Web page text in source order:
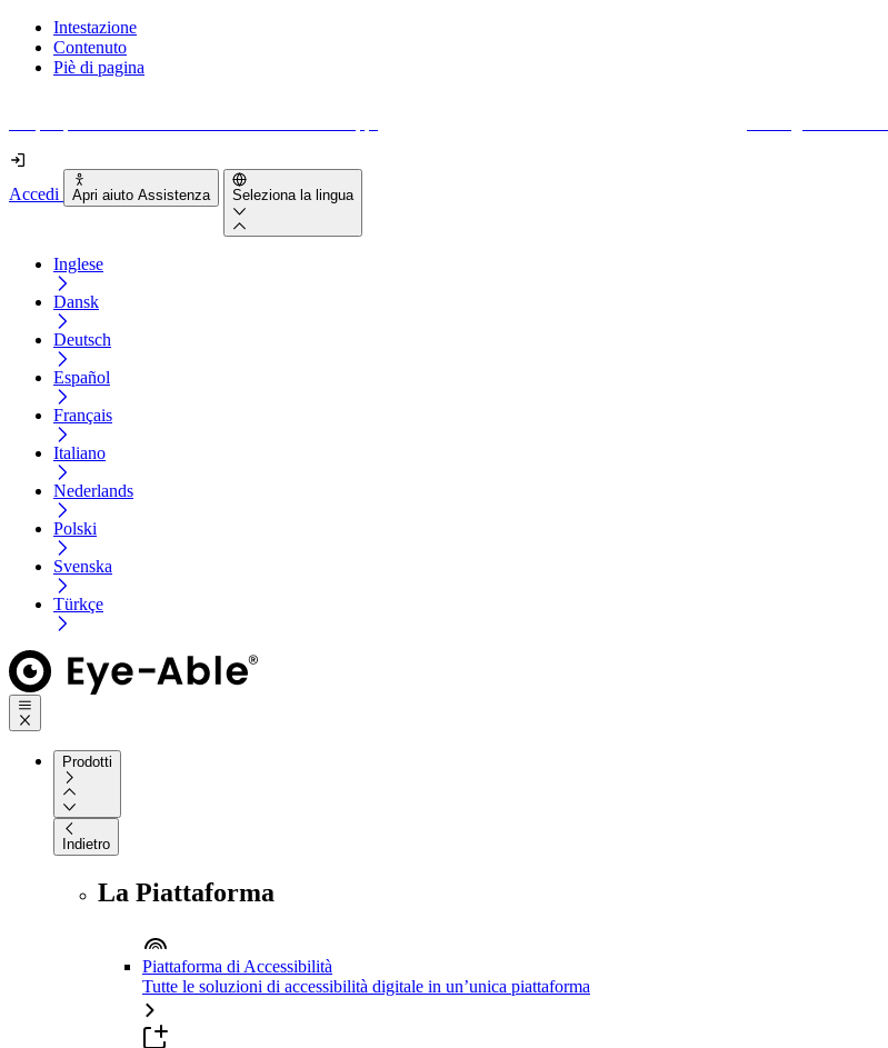
Intestazione
Contenuto
Piè di pagina
Accedi Apri aiuto Assistenza Seleziona la lingua
Inglese
Dansk
Deutsch
Español
Français
Italiano
Nederlands
Polski
Svenska
Türkçe
Prodotti
Indietro
La Piattaforma
Piattaforma di Accessibilità
Tutte le soluzioni di accessibilità digitale in un’unica piattaforma